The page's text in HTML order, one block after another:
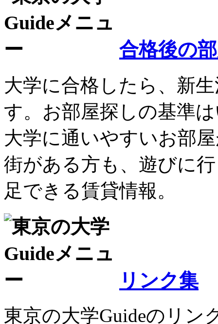
合格後の
大学に合格したら、新
す。お部屋探しの基準
大学に通いやすいお部
街がある方も、遊びに
足できる賃貸情報。
リンク集
東京の大学Guideのリン